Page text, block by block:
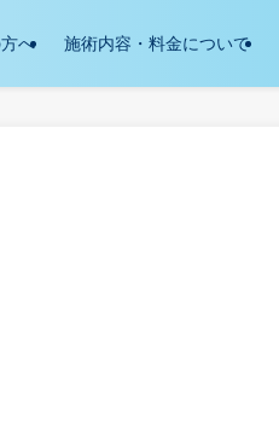
へ 施術内容・料金について